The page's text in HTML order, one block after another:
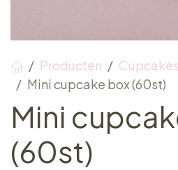
Producten
Cupcakes
Mini cupcake box (60st)
Mini
(60st)